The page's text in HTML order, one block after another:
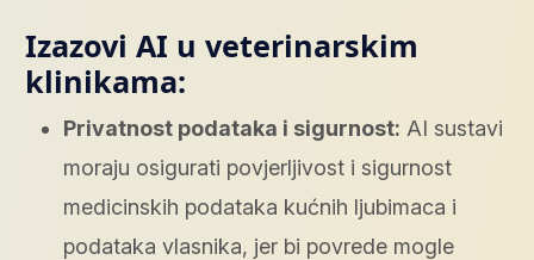
Izazovi AI u veterinarskim
klinikama:
Privatnost podataka i sigurnost: AI sustavi
moraju osigurati povjerljivost i sigurnost
medicinskih podataka kućnih ljubimaca i
podataka vlasnika, jer bi povrede mogle